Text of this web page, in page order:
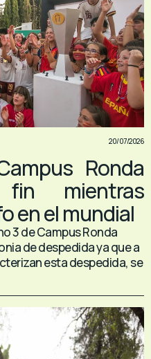
20/07/2026
Ronda
mientras
en el mundial
3 de Campus Ronda
de despedida ya que a
esta despedida, se